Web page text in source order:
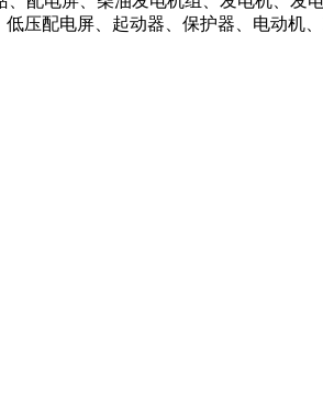
压配电屏、起动器、保护器、电动机